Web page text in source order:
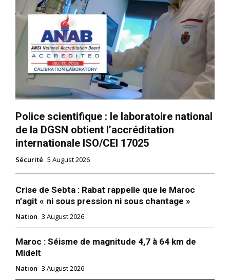
Police scientifique : le laboratoire national
de la DGSN obtient l’accréditation
internationale ISO/CEI 17025
Sécurité 5 August 2026
Crise de Sebta : Rabat rappelle que le Maroc
n’agit « ni sous pression ni sous chantage »
Nation 3 August 2026
Maroc : Séisme de magnitude 4,7 à 64 km de
Midelt
Nation 3 August 2026